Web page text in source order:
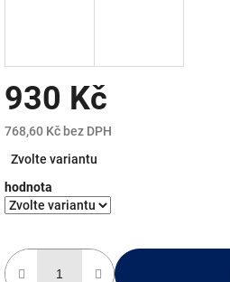
930 Kč
768,60 Kč bez DPH
cena:
Zvolte variantu
hodnota